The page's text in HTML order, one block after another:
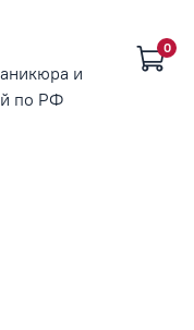
и
по РФ
0